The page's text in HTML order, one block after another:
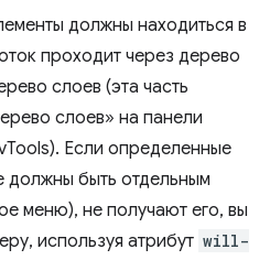
должны находиться в
проходит через дерево
слоев (эта часть
слоев» на панели
Если определенные
должны быть отдельным
меню), не получают его, вы
используя атрибут will-